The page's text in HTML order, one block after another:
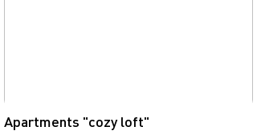
Apartments "cozy loft"